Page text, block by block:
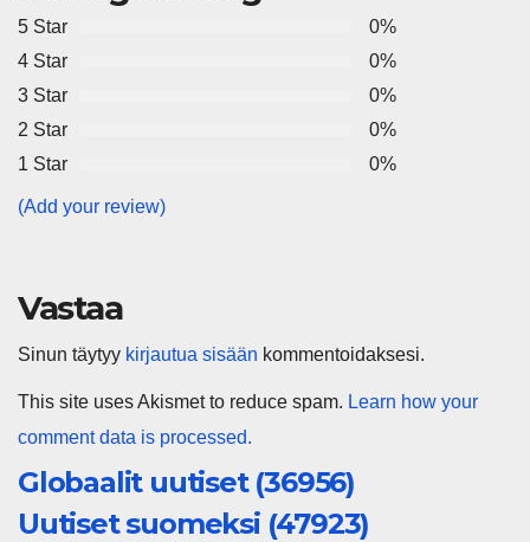
5 Star
0%
4 Star
0%
3 Star
0%
2 Star
0%
1 Star
0%
(Add your review)
Vastaa
Sinun täytyy kirjautua sisään kommentoidaksesi.
This site uses Akismet to reduce spam. Learn how your
comment data is processed.
Globaalit uutiset (36956)
Uutiset suomeksi (47923)